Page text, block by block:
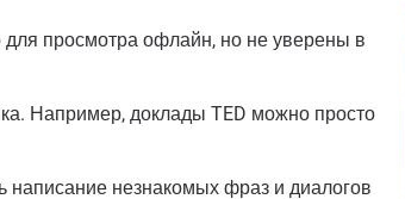
для просмотра офлайн, но не уверены в
Например, доклады TED можно просто
написание незнакомых фраз и диалогов